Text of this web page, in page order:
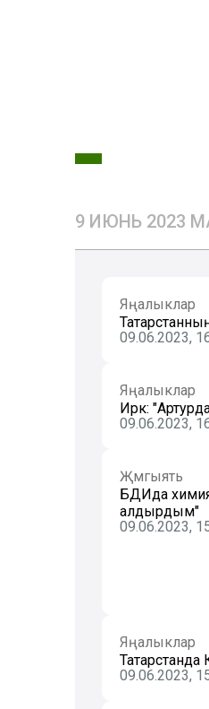
9 ИЮНЬ 2023
Яңалыклар
09.06.2023,
Яңалыклар
Иркә:
09.06.2023,
Җәмгыять
БДИда
алдырдым"
09.06.2023,
Яңалыклар
09.06.2023,